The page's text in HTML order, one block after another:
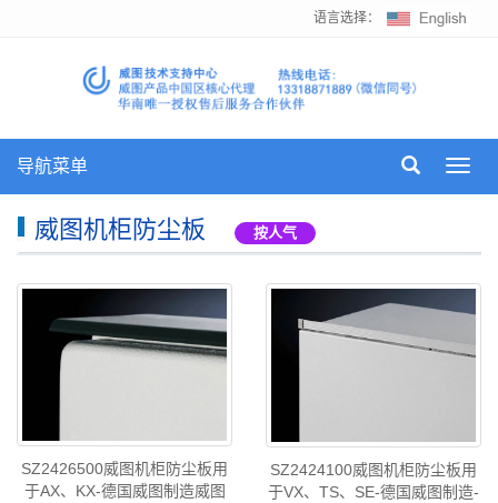
语言选择：
导航菜单
威图机柜防尘板 按人气
SZ2426500威图机柜防尘板用
于AX、KX-德国威图制造威图
SZ2424100威图机柜防尘板用
于VX、TS、SE-德国威图制造-